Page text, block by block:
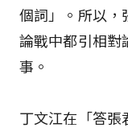
個詞」。所以，
論戰中都引相對
事。
丁文江在「答